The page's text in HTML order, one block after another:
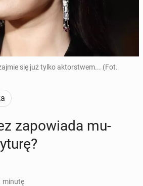
się już tylko aktorstwem... (Fot.
za­po­wia­da mu­
minutę